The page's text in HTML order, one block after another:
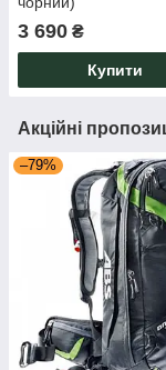
3 690 ₴
Купити
Акційні
–79%